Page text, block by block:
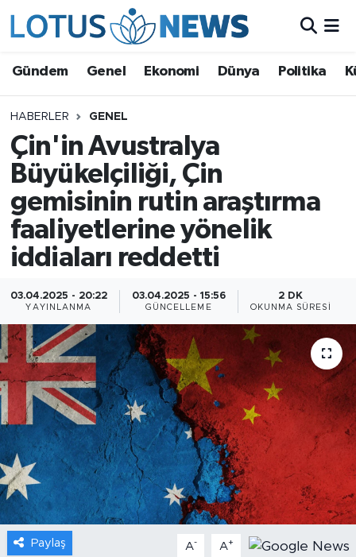
Gündem Genel Ekonomi Dünya Politika
HABERLER GENEL
Çin'in Avustralya
Büyükelçiliği, Çin
gemisinin rutin araştırma
faaliyetlerine yönelik
iddiaları reddetti
03.04.2025 - 20:22
YAYINLANMA
03.04.2025 - 15:56
GÜNCELLEME
2 DK
OKUNMA SÜRESI
Paylaş A- A+
Ekonomi
Dünya
Politika
Kültür - Sanat ve Tarih
Yaşam
Bilim ve Teknoloji
Çin Fuarları
Gündem
Video
Sağlık
Foto Haber
Xinhua